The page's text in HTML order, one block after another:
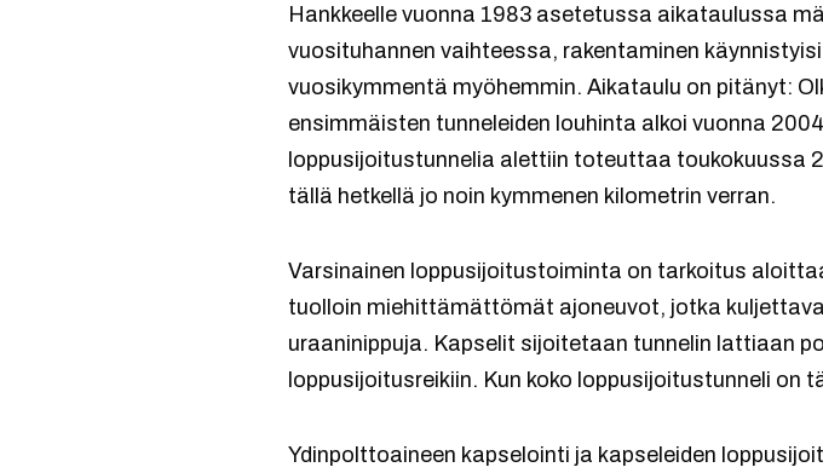
Hankkeelle vuonna 1983 asetetussa aikataulussa
vuosituhannen vaihteessa, rakentaminen
vuosikymmentä myöhemmin. Aikataulu on pitänyt:
ensimmäisten tunneleiden louhinta alkoi vuonna
loppusijoitustunnelia alettiin toteuttaa toukokuussa
tällä hetkellä jo noin kymmenen kilometrin verran.
Varsinainen loppusijoitustoiminta on tarkoitus
tuolloin miehittämättömät ajoneuvot, jotka
uraaninippuja. Kapselit sijoitetaan tunnelin lattiaan
loppusijoitusreikiin. Kun koko loppusijoitustunneli
Ydinpolttoaineen kapselointi ja kapseleiden